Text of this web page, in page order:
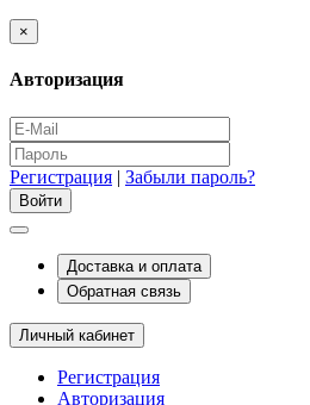
×
Авторизация
Регистрация | Забыли пароль?
Доставка и оплата
Обратная связь
Личный кабинет
Регистрация
Авторизация